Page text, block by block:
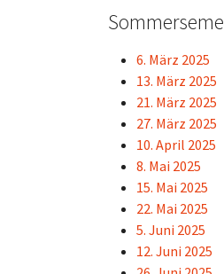
6. März 2025
13. März 2025
21. März 2025
27. März 2025
10. April 2025
8. Mai 2025
15. Mai 2025
22. Mai 2025
5. Juni 2025
12. Juni 2025